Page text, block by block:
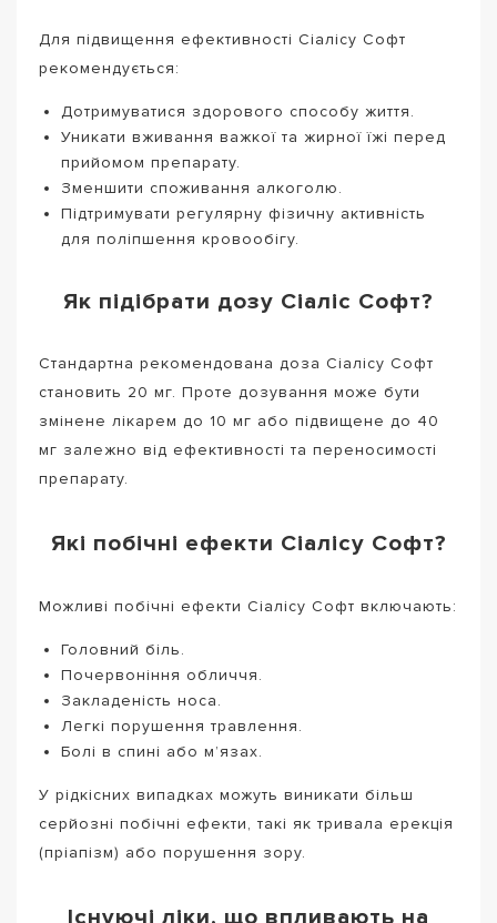
Для підвищення ефективності Сіалісу Софт
рекомендується:
Дотримуватися здорового способу життя.
Уникати вживання важкої та жирної їжі перед
прийомом препарату.
Зменшити споживання алкоголю.
Підтримувати регулярну фізичну активність
для поліпшення кровообігу.
Як підібрати дозу Сіаліс Софт?
Стандартна рекомендована доза Сіалісу Софт
становить 20 мг. Проте дозування може бути
змінене лікарем до 10 мг або підвищене до 40
мг залежно від ефективності та переносимості
препарату.
Які побічні ефекти Сіалісу Софт?
Можливі побічні ефекти Сіалісу Софт включають:
Головний біль.
Почервоніння обличчя.
Закладеність носа.
Легкі порушення травлення.
Болі в спині або м’язах.
У рідкісних випадках можуть виникати більш
серйозні побічні ефекти, такі як тривала ерекція
(пріапізм) або порушення зору.
Існуючі ліки, що впливають на